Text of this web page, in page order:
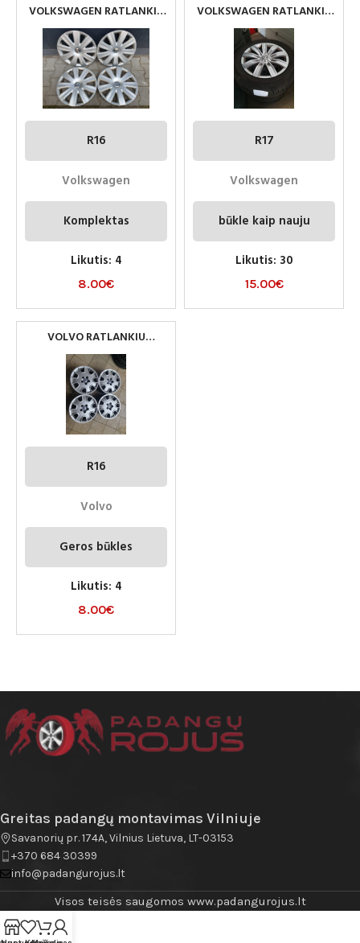
VOLKSWAGEN RATLANKIU
GAUBTAI R16
R16
Volkswagen
Komplektas
Likutis: 4
8.00€
VOLKSWAGEN RATLANKIU
GAUBTAI R17
R17
Volkswagen
būkle kaip nauju
Likutis: 30
15.00€
VOLVO RATLANKIU
GAUBTAI R16
R16
Volvo
Geros būkles
Likutis: 4
8.00€
Greitas padangų montavimas Vilniuje
Savanorių pr. 174A, Vilnius Lietuva, LT-03153
+370 684 30399
info@padangurojus.lt
Visos teisės saugomos www.padangurojus.lt